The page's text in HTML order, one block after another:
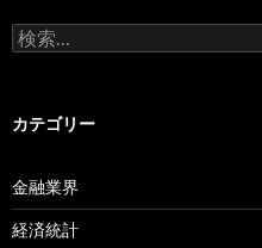
検
索:
カテゴリー
金融業界
経済統計